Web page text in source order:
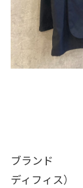
ブランド
ディフィス）